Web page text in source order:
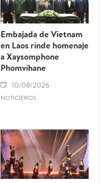
Embajada de Vietnam
en Laos rinde homenaje
a Xaysomphone
Phomvihane
10/08/2026
NOTICIEROS